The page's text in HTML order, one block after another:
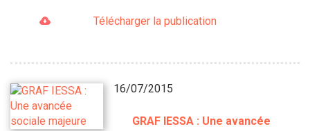
Télécharger la publication
16/07/2015
GRAF IESSA : Une avancée